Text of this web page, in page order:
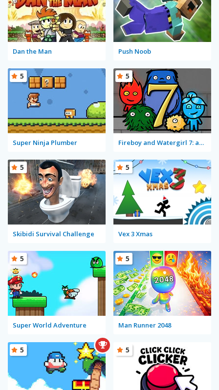
Dan the Man Push Noob
Super Ninja Plumber
5
Fireboy and Watergirl 7: and Friends
5
Skibidi Survival Challenge
5
Vex 3 Xmas
5
Super World Adventure
5
Man Runner 2048
5
5 5